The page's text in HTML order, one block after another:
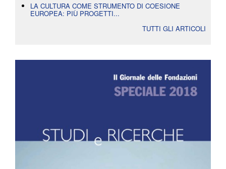
LA CULTURA COME STRUMENTO DI COESIONE
EUROPEA: PIÙ PROGETTI...
TUTTI GLI ARTICOLI